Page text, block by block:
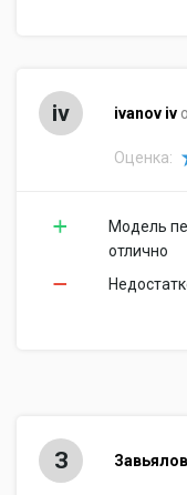
iv ivanov iv
Оценка:
Модель
отлично
З